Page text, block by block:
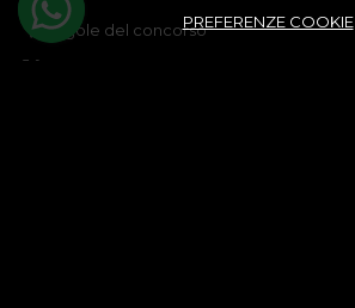
PREFERENZE COOKIE
Regole del concorso